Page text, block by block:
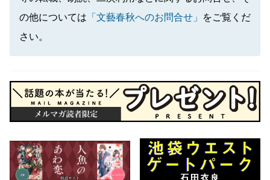
の他については 「文藝春秋へのお問合せ」
をご覧くだ
さい。